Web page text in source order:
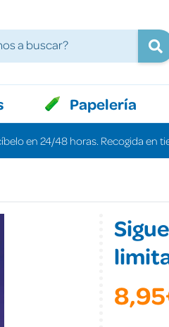
Papelería
en 24/48 horas. Recogida en